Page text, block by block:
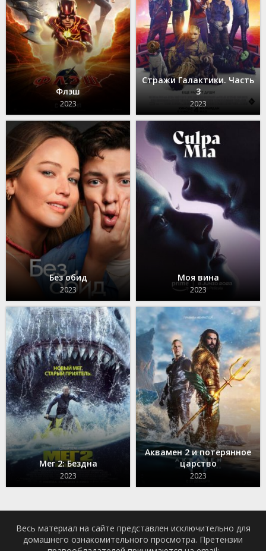
Флэш
2023
Стражи Галактики. Часть
3
2023
Без обид
2023
Моя вина
2023
Мег 2: Бездна
2023
Аквамен 2 и потерянное
царство
2023
Весь материал на сайте представлен исключительно для
домашнего ознакомительного просмотра. Претензии